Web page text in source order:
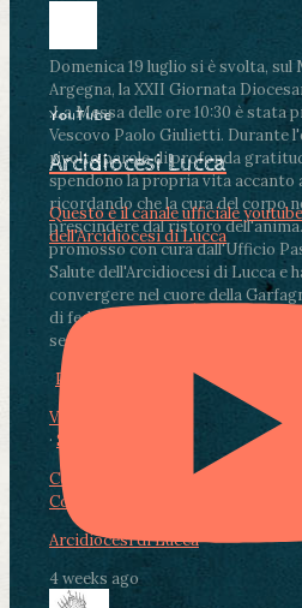
Domenica 19 luglio si è svolta, sul
Argegna, la XXII Giornata
.La Messa delle ore 10:30 è stata
Vescovo Paolo Giulietti. Durante
rivolto parole di profonda
spendono la propria vita accanto
ricordando che la cura del corpo
prescindere dal ristoro dell'anima.
promosso con cura dall'Ufficio
Salute dell'Arcidiocesi di Lucca e
convergere nel cuore della
di fedeli, operatori sanitari,
segnate dalla malattia.
Photo
View on Facebook
· Share
Condividi su Facebook
Condividi su LinkedIn
Arcidiocesi di Lucca
4 weeks ago
YouTube
Arcidiocesi Lucca
Questo è il canale ufficiale youtube
dell'Arcidiocesi di Lucca